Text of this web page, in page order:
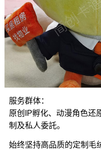
服务群体：
原创IP孵化、动漫角色还
制及私人委託。
始终坚持高品质的定制毛